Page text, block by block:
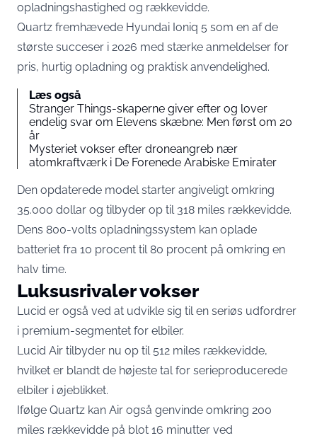
opladningshastighed og rækkevidde.
Quartz fremhævede Hyundai Ioniq 5 som en af de
største succeser i 2026 med stærke anmeldelser for
pris, hurtig opladning og praktisk anvendelighed.
Læs også
Stranger Things-skaperne giver efter og lover
endelig svar om Elevens skæbne: Men først om 20
år
Mysteriet vokser efter droneangreb nær
atomkraftværk i De Forenede Arabiske Emirater
Den opdaterede model starter angiveligt omkring
35.000 dollar og tilbyder op til 318 miles rækkevidde.
Dens 800-volts opladningssystem kan oplade
batteriet fra 10 procent til 80 procent på omkring en
halv time.
Luksusrivaler vokser
Lucid er også ved at udvikle sig til en seriøs udfordrer
i premium-segmentet for elbiler.
Lucid Air tilbyder nu op til 512 miles rækkevidde,
hvilket er blandt de højeste tal for serieproducerede
elbiler i øjeblikket.
Ifølge Quartz kan Air også genvinde omkring 200
miles rækkevidde på blot 16 minutter ved